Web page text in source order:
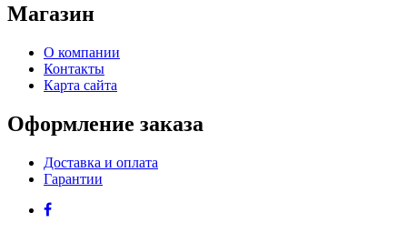
Магазин
О компании
Контакты
Карта сайта
Оформление заказа
Доставка и оплата
Гарантии